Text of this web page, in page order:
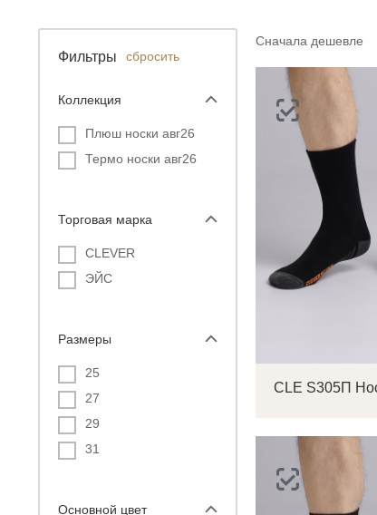
Фильтры сбросить
Коллекция
Плюш носки авг26
Термо носки авг26
Торговая марка
CLEVER
ЭЙС
Размеры
25
27
29
31
Основной цвет
Сначала дешевле